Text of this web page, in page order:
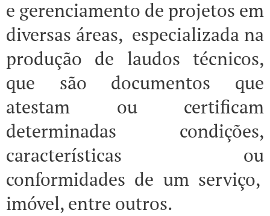
e gerenciamento de projetos em
diversas áreas, especializada na
produção de laudos técnicos,
que são documentos que
atestam ou certificam
determinadas condições,
características ou
conformidades de um serviço,
imóvel, entre outros.